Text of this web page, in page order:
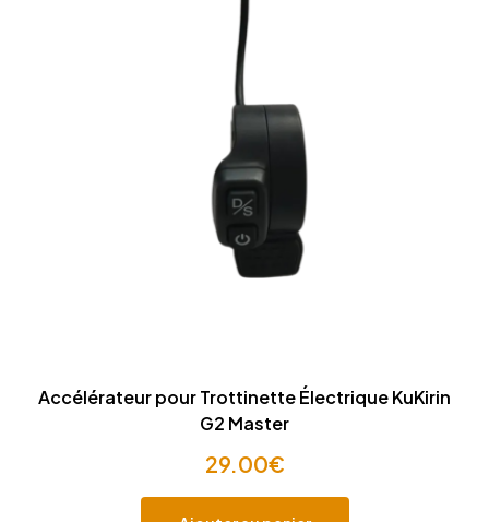
Accélérateur pour Trottinette Électrique KuKirin
G2 Master
29.00€